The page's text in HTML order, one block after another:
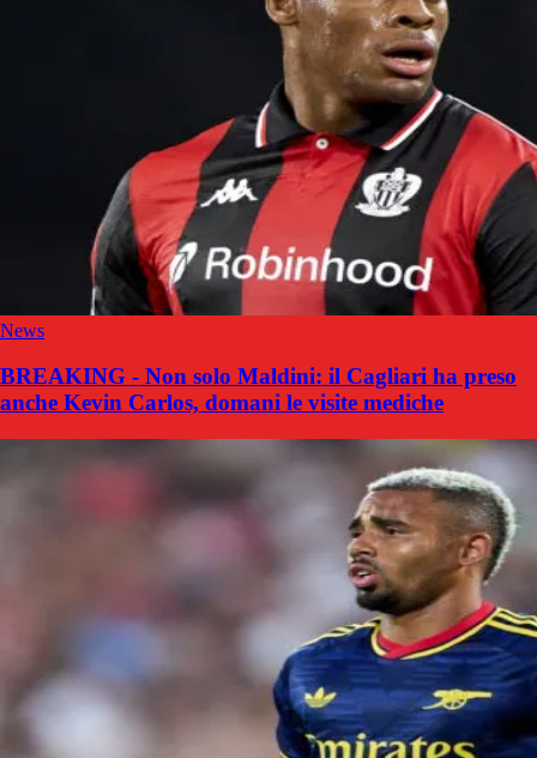
News
BREAKING - Non solo Maldini: il Cagliari ha preso
anche Kevin Carlos, domani le visite mediche